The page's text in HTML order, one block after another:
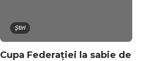
Știri
Cupa Federației la sabie de